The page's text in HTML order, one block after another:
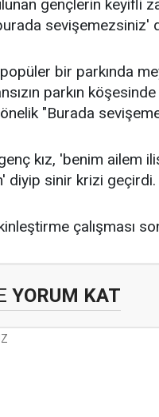
gençlerin keyifli
sevişemezsiniz'
bir parkında
parkın köşesinde
"Burada
genç kız, 'benim
diyip sinir krizi geçirdi.
çalışması
YORUM KAT